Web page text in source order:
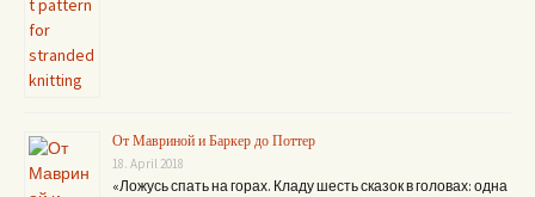
От Мавриной и Баркер до Поттер
18. April 2018
«Ложусь спать на горах. Кладу шесть сказок в головах: одна